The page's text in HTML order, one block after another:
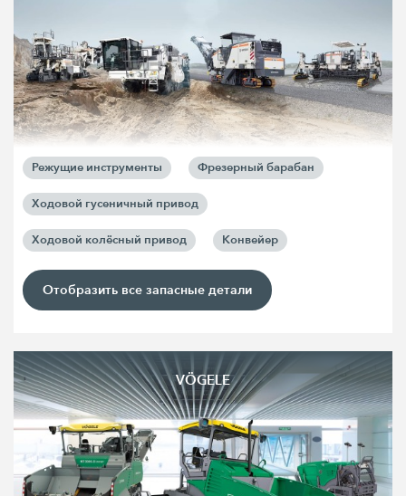
Режущие инструменты Фрезерный барабан
Ходовой гусеничный привод
Ходовой колёсный привод Конвейер
Отобразить все запасные детали
VÖGELE